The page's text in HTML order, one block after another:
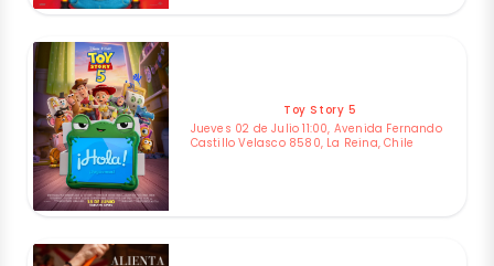
Toy Story 5
Jueves 02 de Julio 11:00, Avenida Fernando
Castillo Velasco 8580, La Reina, Chile